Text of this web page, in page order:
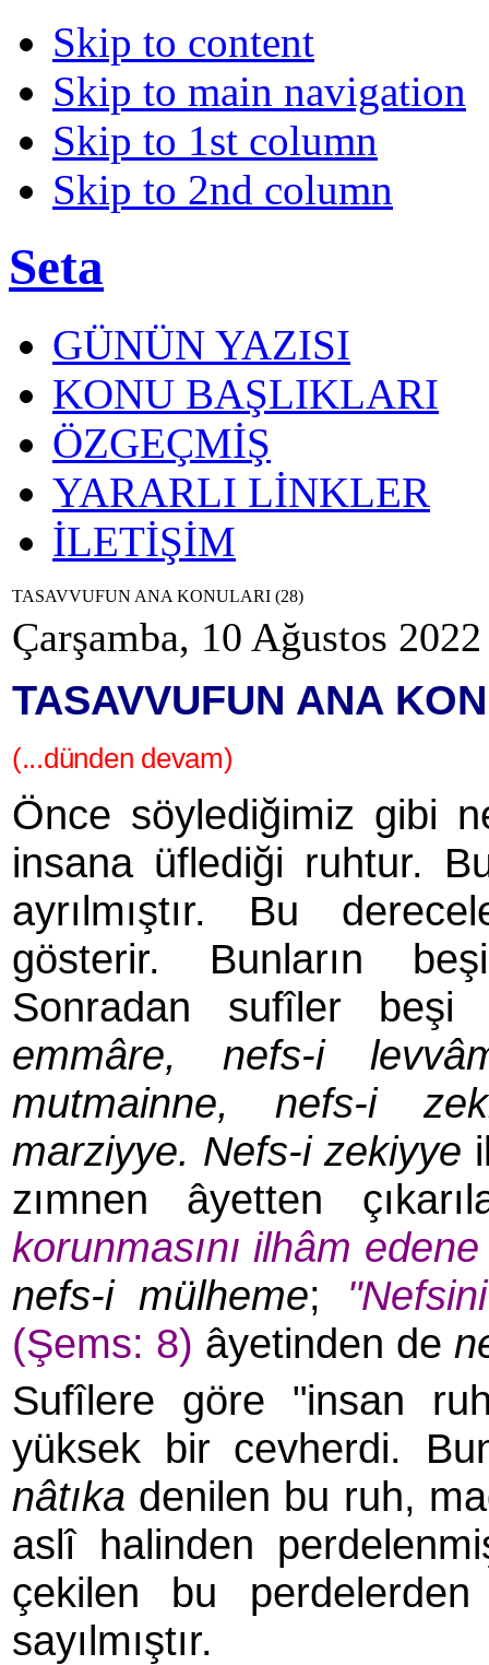
Skip to content
Skip to main navigation
Skip to 1st column
Skip to 2nd column
Seta
GÜNÜN YAZISI
KONU BAŞLIKLARI
ÖZGEÇMİŞ
YARARLI LİNKLER
İLETİŞİM
TASAVVUFUN ANA KONULARI (28)
Çarşamba, 10 Ağustos
TASAVVUFUN ANA
(...dünden devam)
Önce söylediğimiz gibi
insana üflediği ruhtur.
ayrılmıştır. Bu
gösterir. Bunların
Sonradan sufîler beşi
emmâre, nefs-i
mutmainne, nefs-i
marziyye. Nefs-i zekiyye
zımnen âyetten
korunmasını ilhâm
nefs-i mülheme;
(Şems: 8) âyetinden de
Sufîlere göre "insan
yüksek bir cevherdi.
nâtıka denilen bu ruh,
aslî halinden
çekilen bu
sayılmıştır.